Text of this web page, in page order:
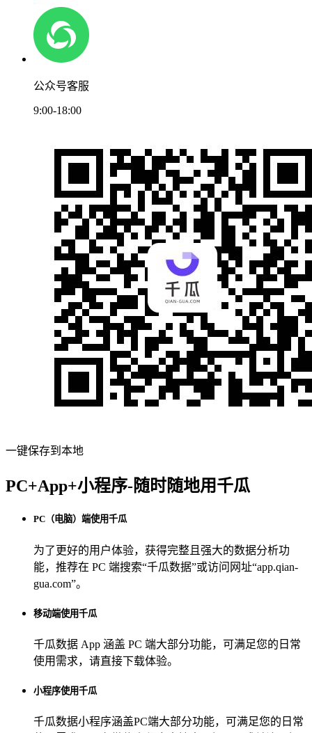
公众号客服
9:00-18:00
一键保存到本地
PC+App+小程序-随时随地用千瓜
PC（电脑）端使用千瓜
为了更好的用户体验，获得完整且强大的数据分析功
能，推荐在 PC 端搜索“千瓜数据”或访问网址“app.qian-
gua.com”。
移动端使用千瓜
千瓜数据 App 涵盖 PC 端大部分功能，可满足您的日常
使用需求，请直接下载体验。
小程序使用千瓜
千瓜数据小程序涵盖PC端大部分功能，可满足您的日常